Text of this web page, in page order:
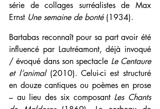
série de collages surréalistes de Max
Ernst Une semaine de bonté (1934).
Bartabas reconnaît pour sa part avoir été
influencé par Lautréamont, déjà invoqué
/ évoqué dans son spectacle Le Centaure
et l’animal (2010). Celui-ci est structuré
en douze cantiques ou poèmes en prose
– au lieu des six composant Les Chants